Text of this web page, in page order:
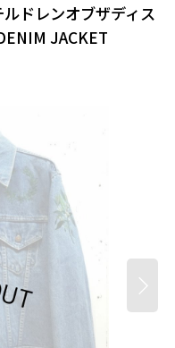
ドレンオブザディス
JACKET